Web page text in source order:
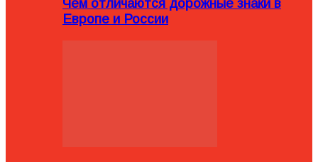
Чем отличаются дорожные знаки в
Европе и России